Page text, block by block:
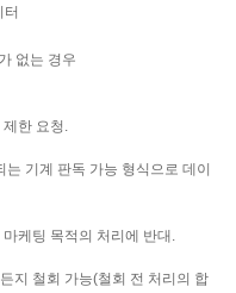
터
없는 경우
한 요청.
기계 판독 가능 형식으로 데이
케팅 목적의 처리에 반대.
지 철회 가능(철회 전 처리의 합